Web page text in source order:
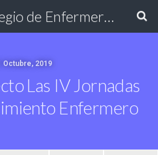
Excmo. Colegio de Enfermería de Cádiz
Octubre, 2019
Las IV Jornadas
Enfermero